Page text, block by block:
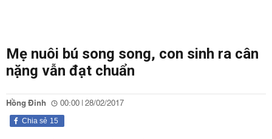
Mẹ nuôi bú song song, con sinh ra cân
nặng vẫn đạt chuẩn
Hồng Đinh 00:00 | 28/02/2017
15
Chia sẻ